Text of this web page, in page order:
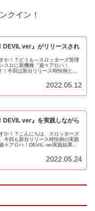
クイン！
DEVIL ver』がリリースされ
か！？どうも～スロッターズ管理
スロに新機種『遊々アロハ！
今回は新台リリース時恒例とな
2022.05.12
DEVIL ver』を実践しながら
か！？こんにちは、スロッターズ
今回も新台リリース時恒例の実践
アロハ！DEVIL ver実践結果を
2022.05.24